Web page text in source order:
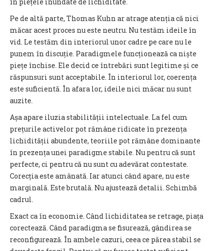
Pe de altă parte, Thomas Kuhn ar atrage atenția că nici
măcar acest proces nu este neutru. Nu testăm ideile în
vid. Le testăm din interiorul unor cadre pe care nu le
punem în discuție. Paradigmele funcționează ca niște
piețe închise. Ele decid ce întrebări sunt legitime și ce
răspunsuri sunt acceptabile. În interiorul lor, coerența
este suficientă. În afara lor, ideile nici măcar nu sunt
auzite.
Așa apare iluzia stabilității intelectuale. La fel cum
prețurile activelor pot rămâne ridicate în prezența
lichidității abundente, teoriile pot rămâne dominante
în prezența unei paradigme stabile. Nu pentru că sunt
perfecte, ci pentru că nu sunt cu adevărat contestate.
Corecția este amânată. Iar atunci când apare, nu este
marginală. Este brutală. Nu ajustează detalii. Schimbă
cadrul.
Exact ca în economie. Când lichiditatea se retrage, piața
corectează. Când paradigma se fisurează, gândirea se
reconfigurează. În ambele cazuri, ceea ce părea stabil se